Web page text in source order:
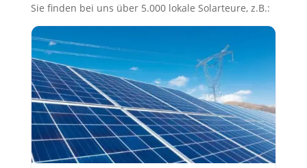
Sie finden bei uns über 5.000 lokale Solarteure, z.B.: